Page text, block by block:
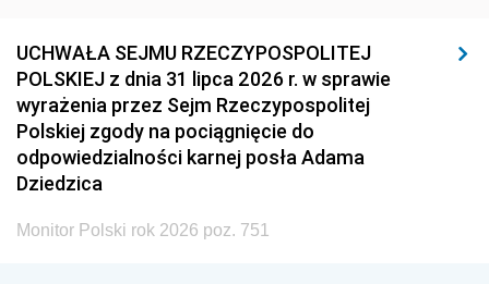
UCHWAŁA SEJMU RZECZYPOSPOLITEJ
POLSKIEJ z dnia 31 lipca 2026 r. w sprawie
wyrażenia przez Sejm Rzeczypospolitej
Polskiej zgody na pociągnięcie do
odpowiedzialności karnej posła Adama
Dziedzica
Monitor Polski rok 2026 poz. 751